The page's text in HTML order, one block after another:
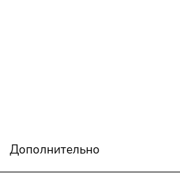
Дополнительно